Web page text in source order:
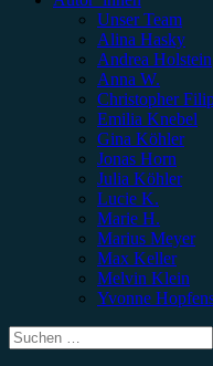
Unser Team
Alina Hasky
Andrea Holstein
Anna W.
Christopher
Emilia Knebel
Gina Köhler
Jonas Horn
Julia Köhler
Lucie K.
Marie H.
Marius Meyer
Max Keller
Melvin Klein
Yvonne
Suchen
nach: